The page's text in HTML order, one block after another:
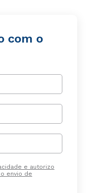
com o
e autorizo
envio de